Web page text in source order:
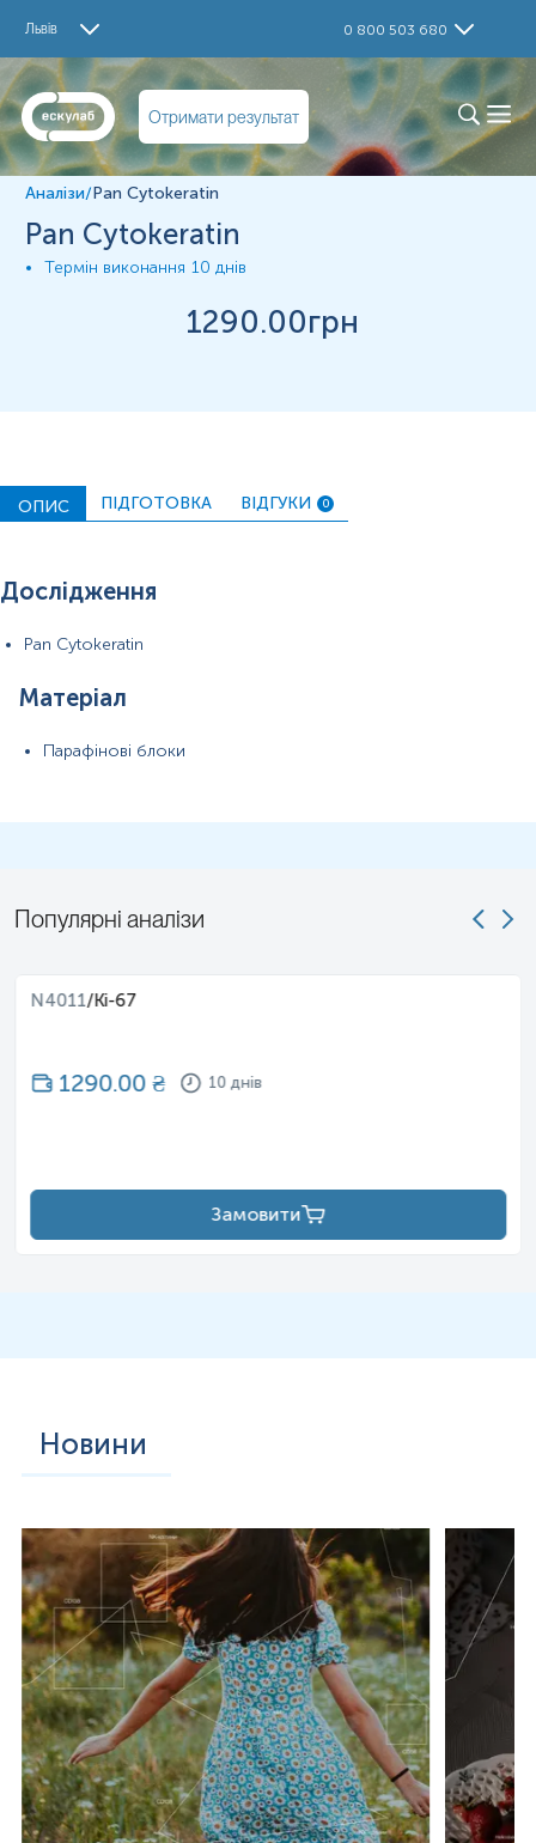
Львів 0 800 503 680
Отримати результат
Pan Cytokeratin
Матеріал
Парафінові блоки
вимірювань можуть змінюватися у відповідності до зміни
тест-систем.
Аналізи/Pan Cytokeratin
Pan Cytokeratin
Термін виконання 10 днів
1290.00грн
ОПИС ПІДГОТОВКА ВІДГУКИ 0
Дослідження
Pan Cytokeratin
Матеріал
Парафінові блоки
Популярні аналізи
N4011/Ki-67
1290.00₴ 10 днів
Замовити
Новини